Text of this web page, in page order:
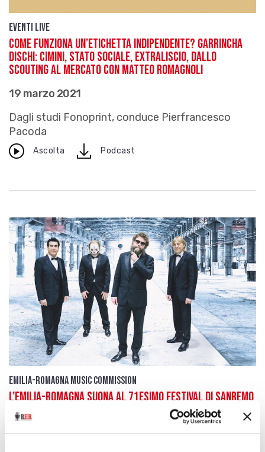
Eventi live
Come funziona un’etichetta indipendente? Garrincha
Dischi: Cimini, Stato Sociale, Extraliscio, dallo
scouting al mercato con Matteo Romagnoli
19 marzo 2021
Dagli studi Fonoprint, conduce Pierfrancesco
Pacoda
Ascolta downloadPodcast
Emilia-Romagna Music Commission
L’Emilia-Romagna suona al 71esimo Festival di Sanremo
1 marzo 2021